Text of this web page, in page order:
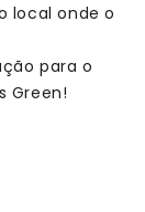
local onde o
para o
Green!